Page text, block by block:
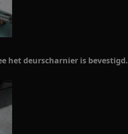
het deurscharnier is bevestigd.